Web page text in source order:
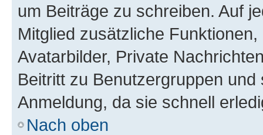
um Beiträge zu schreiben. Auf
Mitglied zusätzliche
Avatarbilder, Private
Beitritt zu Benutzergruppen
Anmeldung, da sie schnell
Nach oben